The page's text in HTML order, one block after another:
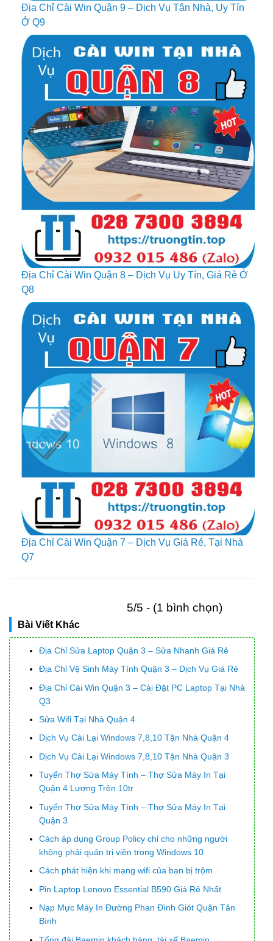
Địa Chỉ Cài Win Quận 9 – Dịch Vụ Tận Nhà, Uy Tín
Ở Q9
Địa Chỉ Cài Win Quận 8 – Dịch Vụ Uy Tín, Giá Rẻ Ở
Q8
Địa Chỉ Cài Win Quận 7 – Dịch Vụ Giá Rẻ, Tại Nhà
Q7
5/5 - (1 bình chọn)
Bài Viết Khác
Địa Chỉ Sửa Laptop Quận 3 – Sửa Nhanh Giá Rẻ
Địa Chỉ Vệ Sinh Máy Tính Quận 3 – Dịch Vụ Giá Rẻ
Địa Chỉ Cài Win Quận 3 – Cài Đặt PC Laptop Tại Nhà
Q3
Sửa Wifi Tại Nhà Quận 4
Dịch Vụ Cài Lại Windows 7,8,10 Tận Nhà Quận 4
Dịch Vụ Cài Lại Windows 7,8,10 Tận Nhà Quận 3
Tuyển Thợ Sửa Máy Tính – Thợ Sửa Máy In Tại
Quận 4 Lương Trên 10tr
Tuyển Thợ Sửa Máy Tính – Thợ Sửa Máy In Tại
Quận 3
Cách áp dụng Group Policy chỉ cho những người
không phải quản trị viên trong Windows 10
Cách phát hiện khi mạng wifi của bạn bị trộm
Pin Laptop Lenovo Essential B590 Giá Rẻ Nhất
Nạp Mực Máy In Đường Phan Đình Giót Quận Tân
Bình